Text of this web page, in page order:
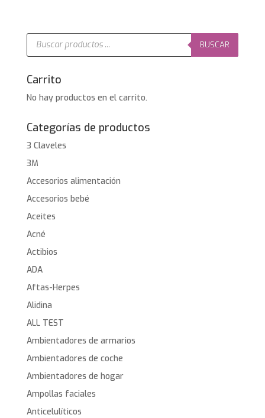
Búsqueda
productos
BUSCAR
Carrito
No hay productos en el carrito.
Categorías de productos
3 Claveles
3M
Accesorios alimentación
Accesorios bebé
Aceites
Acné
Actibios
ADA
Aftas-Herpes
Alidina
ALL TEST
Ambientadores de armarios
Ambientadores de coche
Ambientadores de hogar
Ampollas faciales
Anticelulíticos